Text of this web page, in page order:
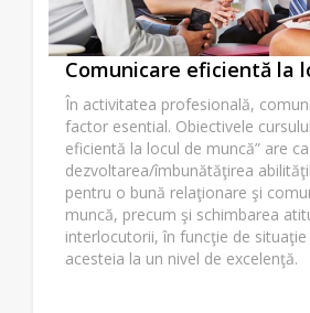
Comunicare eficientă la
În activitatea profesională,
factor esential. Obiectivele
eficientă la locul de muncă” are
dezvoltarea/îmbunătăţirea
pentru o bună relaţionare şi
muncă, precum şi schimbarea
interlocutorii, în funcţie de situaţie
acesteia la un nivel de excelenţă.